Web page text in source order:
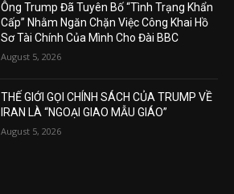
Ông Trump Đã Tuyên Bố “Tình Trạng Khẩn
Cấp” Nhằm Ngăn Chặn Việc Công Khai Hồ
Sơ Tài Chính Của Mình Cho Đài BBC
August 5, 2026
THẾ GIỚI GỌI CHÍNH SÁCH CỦA TRUMP VỀ
IRAN LÀ “NGOẠI GIAO MẪU GIÁO”
August 5, 2026